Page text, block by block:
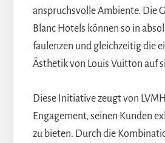
anspruchsvolle Ambiente. Die
Blanc Hotels können so in
faulenzen und gleichzeitig die
Ästhetik von Louis Vuitton auf
Diese Initiative zeugt von
Engagement, seinen Kunden
zu bieten. Durch die